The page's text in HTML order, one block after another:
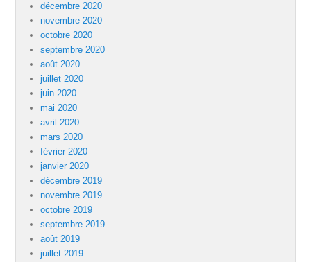
décembre 2020
novembre 2020
octobre 2020
septembre 2020
août 2020
juillet 2020
juin 2020
mai 2020
avril 2020
mars 2020
février 2020
janvier 2020
décembre 2019
novembre 2019
octobre 2019
septembre 2019
août 2019
juillet 2019